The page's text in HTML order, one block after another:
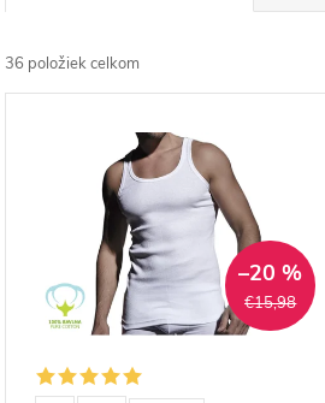
a
d
36 položiek celkom
€15,98
–20 %